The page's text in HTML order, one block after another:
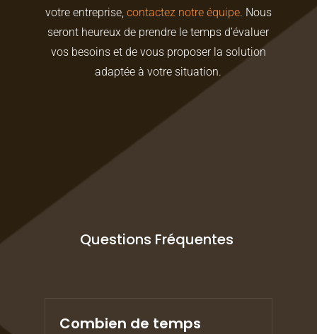
votre entreprise, contactez notre équipe. Nous
seront heureux de prendre le temps d’évaluer
vos besoins et de vous proposer la solution
adaptée à votre situation.
Questions Fréquentes
Combien de temps